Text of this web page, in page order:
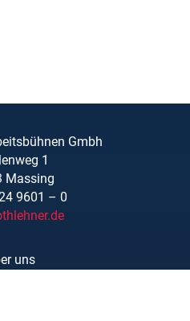
Gmbh
1
Massing
9601 – 0
uns